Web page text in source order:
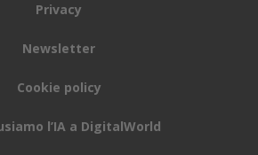
Privacy
Newsletter
Cookie policy
l’IA a DigitalWorld